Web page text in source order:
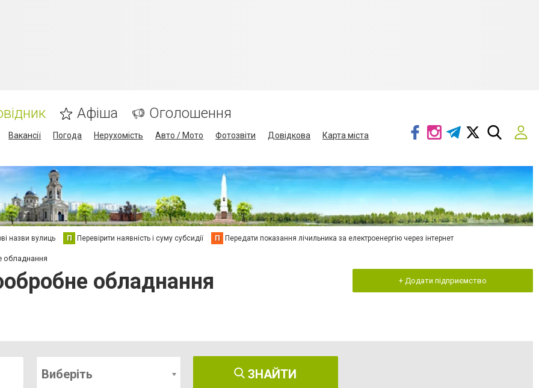
Афіша Оголошення
Вакансії Погода Нерухомість Авто / Мото Фотозвіти Довідкова
Карта міста
назви вулиць П Перевірити наявність і суму субсидії П Передати показання лічильника за електроенергію через інтернет
обладнання
+ Додати підприємство
Виберіть ЗНАЙТИ